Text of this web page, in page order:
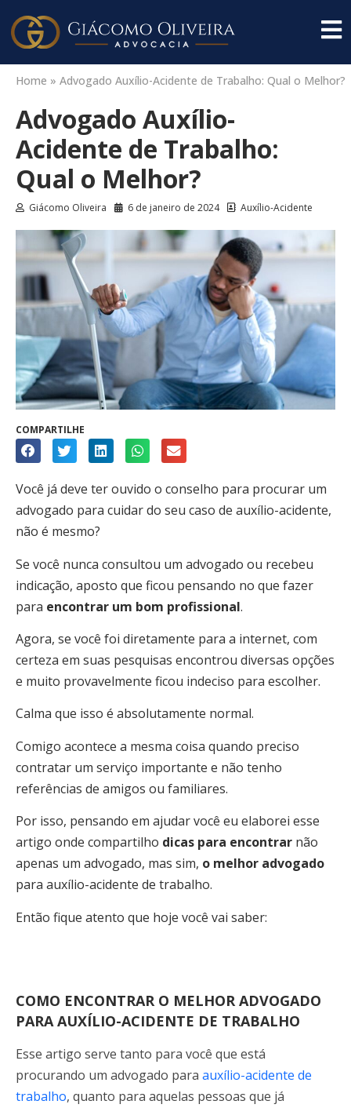
Home » Advogado Auxílio-Acidente de Trabalho: Qual o Melhor?
Advogado Auxílio-
Acidente de Trabalho:
Qual o Melhor?
Giácomo Oliveira 6 de janeiro de 2024 Auxílio-Acidente
COMPARTILHE
Você já deve ter ouvido o conselho para procurar um
advogado para cuidar do seu caso de auxílio-acidente,
não é mesmo?
Se você nunca consultou um advogado ou recebeu
indicação, aposto que ficou pensando no que fazer
para encontrar um bom profissional.
Agora, se você foi diretamente para a internet, com
certeza em suas pesquisas encontrou diversas opções
e muito provavelmente ficou indeciso para escolher.
Calma que isso é absolutamente normal.
Comigo acontece a mesma coisa quando preciso
contratar um serviço importante e não tenho
referências de amigos ou familiares.
Por isso, pensando em ajudar você eu elaborei esse
artigo onde compartilho dicas para encontrar não
apenas um advogado, mas sim, o melhor advogado
para auxílio-acidente de trabalho.
Então fique atento que hoje você vai saber:
COMO ENCONTRAR O MELHOR ADVOGADO
PARA AUXÍLIO-ACIDENTE DE TRABALHO
Esse artigo serve tanto para você que está
procurando um advogado para auxílio-acidente de
trabalho, quanto para aquelas pessoas que já